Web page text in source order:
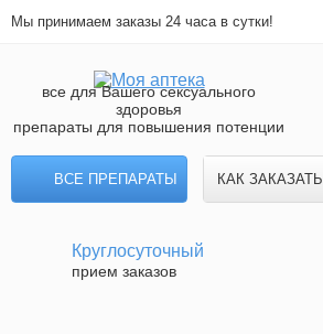
Мы принимаем заказы 24 часа в сутки!
все для Вашего сексуального
здоровья
препараты для повышения потенции
ВСЕ ПРЕПАРАТЫ КАК ЗАКАЗАТЬ
Круглосуточный
прием заказов